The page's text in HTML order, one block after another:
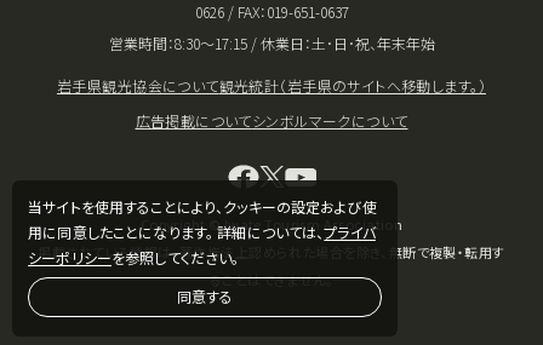
当サイトを使用することにより、クッキーの設定および使
用に同意したことになります。 詳細については、プライバ
シーポリシーを参照してください。
同意する
0626 / FAX：019-651-0637
営業時間：8:30〜17:15 / 休業日：土･日･祝、年末年始
岩手県観光協会について観光統計（岩手県のサイトへ移動します。）
広告掲載についてシンボルマークについて
Copyright © Iwate Tourism Association
掲載されている情報は、著作権法上認められた場合を除き、無断で複製・転用す
ることはできません。